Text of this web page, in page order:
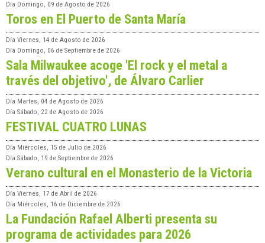
Día Domingo, 09 de Agosto de 2026
Toros en El Puerto de Santa María
Día Viernes, 14 de Agosto de 2026
Día Domingo, 06 de Septiembre de 2026
Sala Milwaukee acoge 'El rock y el metal a
través del objetivo', de Álvaro Carlier
Día Martes, 04 de Agosto de 2026
Día Sábado, 22 de Agosto de 2026
FESTIVAL CUATRO LUNAS
Día Miércoles, 15 de Julio de 2026
Día Sábado, 19 de Septiembre de 2026
Verano cultural en el Monasterio de la Victoria
Día Viernes, 17 de Abril de 2026
Día Miércoles, 16 de Diciembre de 2026
La Fundación Rafael Alberti presenta su
programa de actividades para 2026